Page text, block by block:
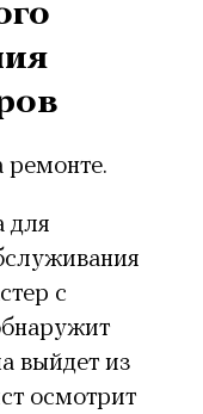
ремонте.
для
с
выйдет из
осмотрит